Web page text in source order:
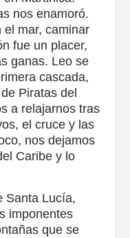
nos enamoró.
el mar, caminar
fue un placer,
ganas. Leo se
cascada,
Piratas del
a relajarnos tras
el cruce y las
nos dejamos
Caribe y lo
Santa Lucía,
imponentes
que se